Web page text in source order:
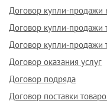
Договор купли-продажи
Договор купли-продажи
Договор купли-продажи
Договор оказания услуг
Договор подряда
Договор поставки